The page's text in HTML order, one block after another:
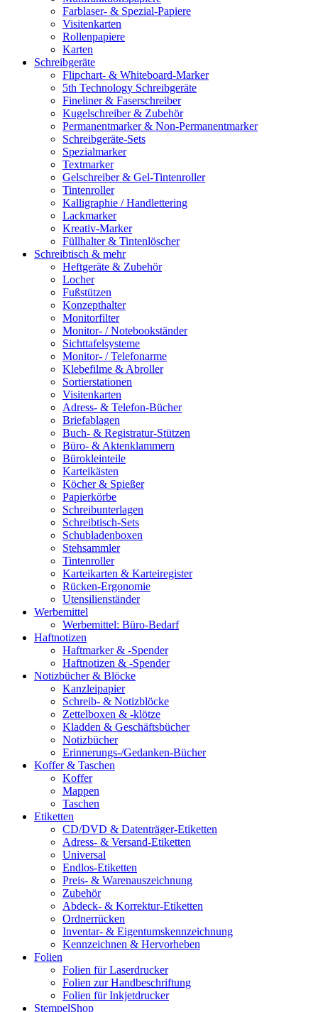
Farblaser- & Spezial-Papiere
Visitenkarten
Rollenpapiere
Karten
Schreibgeräte
Flipchart- & Whiteboard-Marker
5th Technology Schreibgeräte
Fineliner & Faserschreiber
Kugelschreiber & Zubehör
Permanentmarker & Non-Permanentmarker
Schreibgeräte-Sets
Spezialmarker
Textmarker
Gelschreiber & Gel-Tintenroller
Tintenroller
Kalligraphie / Handlettering
Lackmarker
Kreativ-Marker
Füllhalter & Tintenlöscher
Schreibtisch & mehr
Heftgeräte & Zubehör
Locher
Fußstützen
Konzepthalter
Monitorfilter
Monitor- / Notebookständer
Sichttafelsysteme
Monitor- / Telefonarme
Klebefilme & Abroller
Sortierstationen
Visitenkarten
Adress- & Telefon-Bücher
Briefablagen
Buch- & Registratur-Stützen
Büro- & Aktenklammern
Bürokleinteile
Karteikästen
Köcher & Spießer
Papierkörbe
Schreibunterlagen
Schreibtisch-Sets
Schubladenboxen
Stehsammler
Tintenroller
Karteikarten & Karteiregister
Rücken-Ergonomie
Utensilienständer
Werbemittel
Werbemittel: Büro-Bedarf
Haftnotizen
Haftmarker & -Spender
Haftnotizen & -Spender
Notizbücher & Blöcke
Kanzleipapier
Schreib- & Notizblöcke
Zettelboxen & -klötze
Kladden & Geschäftsbücher
Notizbücher
Erinnerungs-/Gedanken-Bücher
Koffer & Taschen
Koffer
Mappen
Taschen
Etiketten
CD/DVD & Datenträger-Etiketten
Adress- & Versand-Etiketten
Universal
Endlos-Etiketten
Preis- & Warenauszeichnung
Zubehör
Abdeck- & Korrektur-Etiketten
Ordnerrücken
Inventar- & Eigentumskennzeichnung
Kennzeichnen & Hervorheben
Folien
Folien für Laserdrucker
Folien zur Handbeschriftung
Folien für Inkjetdrucker
StempelShop